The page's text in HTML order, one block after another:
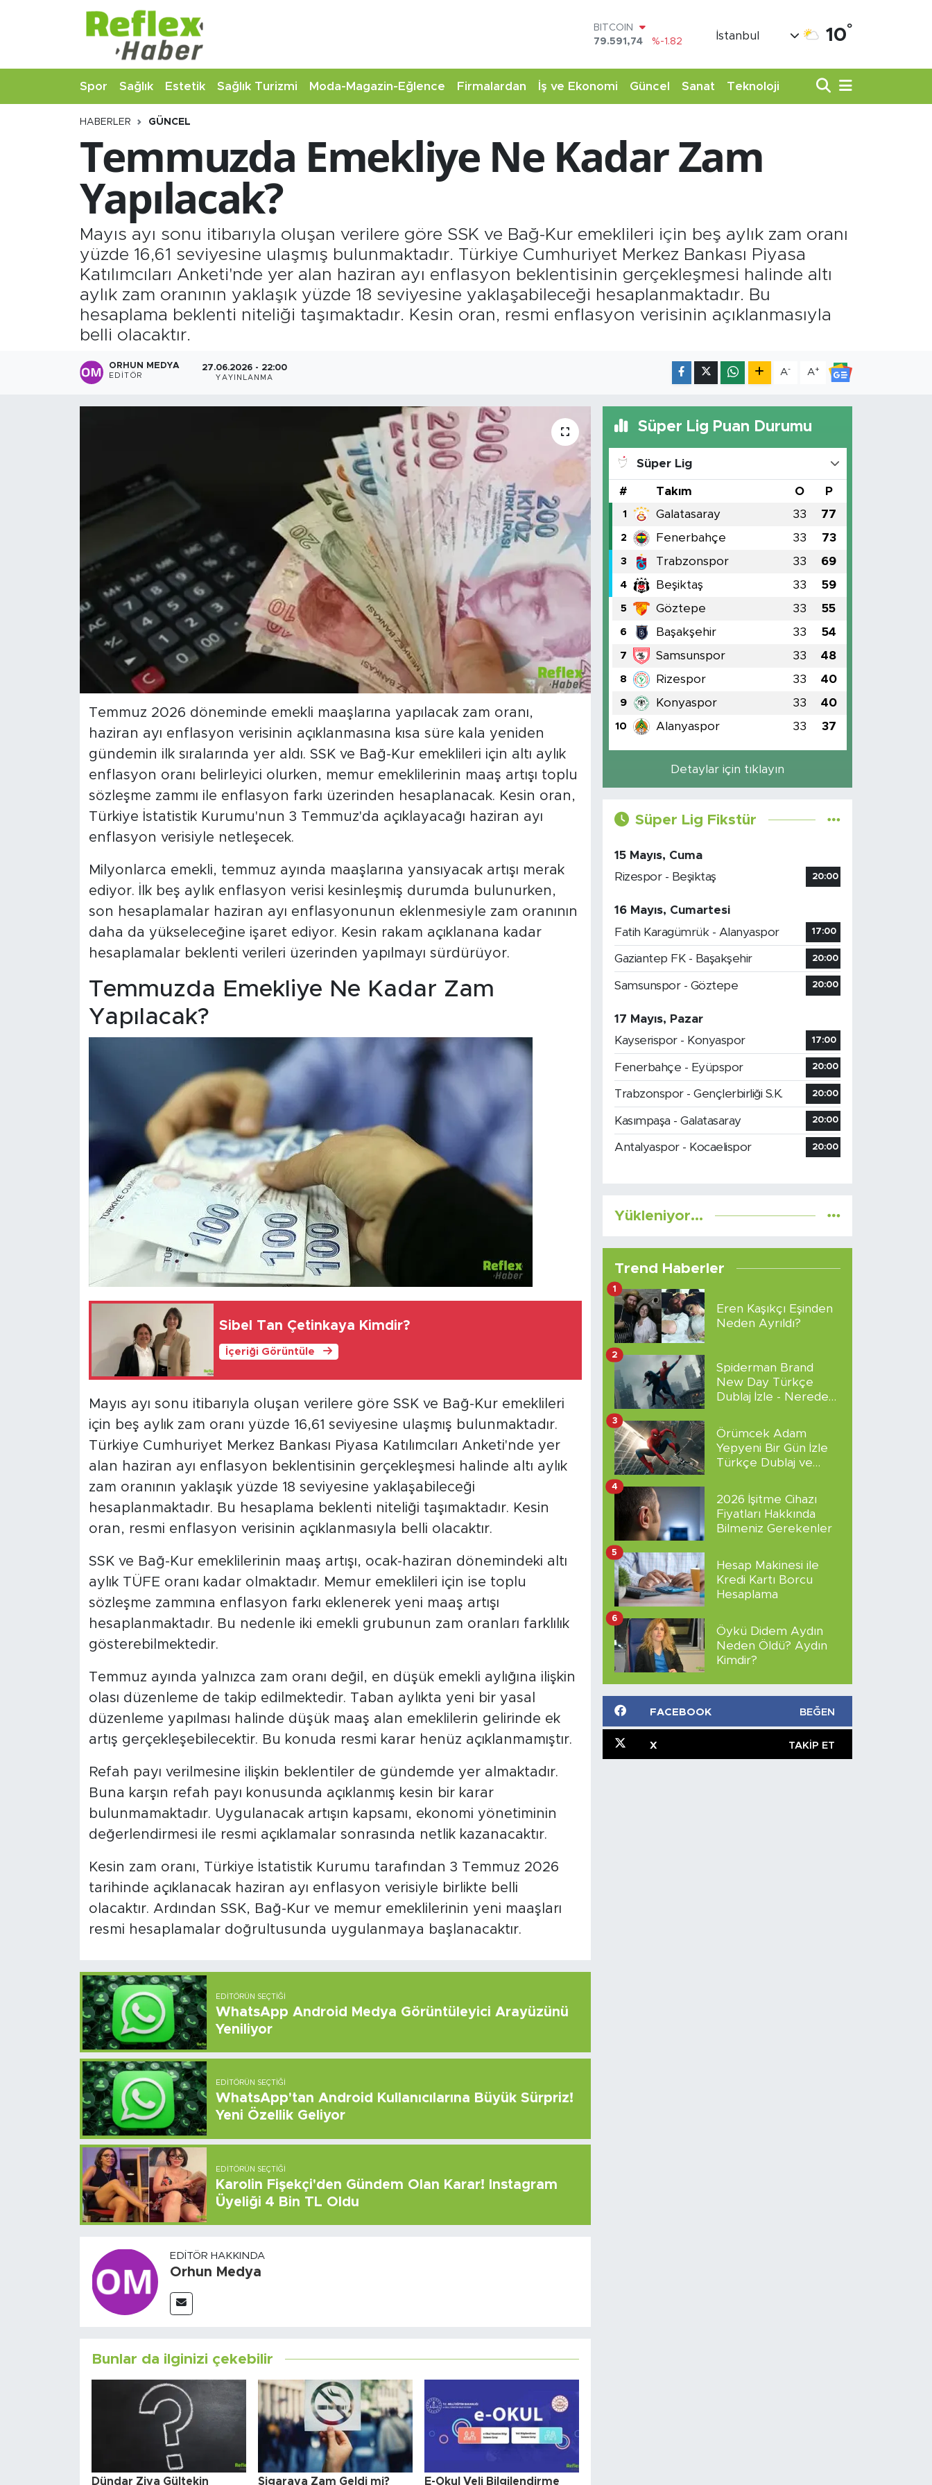
DOLAR
45,43620
%0.02
53,38690
%0.19
STERLİN
BİST100
14.598,00
%0
BITCOIN
İstanbul 10°
Spor Sağlık Estetik Sağlık Turizmi Moda-Magazin-Eğlence Firmalardan İş ve Ekonomi Güncel Sanat Teknoloji
HABERLER GÜNCEL
Temmuzda Emekliye Ne Kadar Zam
Yapılacak?
Mayıs ayı sonu itibarıyla oluşan verilere göre SSK ve Bağ-Kur emeklileri için beş aylık zam oranı
yüzde 16,61 seviyesine ulaşmış bulunmaktadır. Türkiye Cumhuriyet Merkez Bankası Piyasa
Katılımcıları Anketi'nde yer alan haziran ayı enflasyon beklentisinin gerçekleşmesi halinde altı
aylık zam oranının yaklaşık yüzde 18 seviyesine yaklaşabileceği hesaplanmaktadır. Bu
hesaplama beklenti niteliği taşımaktadır. Kesin oran, resmi enflasyon verisinin açıklanmasıyla
belli olacaktır.
ORHUN MEDYA
EDITÖR
27.06.2026 - 22:00
YAYINLANMA
A- A+
Temmuz 2026 döneminde emekli maaşlarına yapılacak zam oranı,
haziran ayı enflasyon verisinin açıklanmasına kısa süre kala yeniden
gündemin ilk sıralarında yer aldı. SSK ve Bağ-Kur emeklileri için altı aylık
enflasyon oranı belirleyici olurken, memur emeklilerinin maaş artışı toplu
sözleşme zammı ile enflasyon farkı üzerinden hesaplanacak. Kesin oran,
Türkiye İstatistik Kurumu'nun 3 Temmuz'da açıklayacağı haziran ayı
enflasyon verisiyle netleşecek.
Milyonlarca emekli, temmuz ayında maaşlarına yansıyacak artışı merak
ediyor. İlk beş aylık enflasyon verisi kesinleşmiş durumda bulunurken,
son hesaplamalar haziran ayı enflasyonunun eklenmesiyle zam oranının
daha da yükseleceğine işaret ediyor. Kesin rakam açıklanana kadar
hesaplamalar beklenti verileri üzerinden yapılmayı sürdürüyor.
Temmuzda Emekliye Ne Kadar Zam
Yapılacak?
Sibel Tan Çetinkaya Kimdir?
İçeriği Görüntüle
Mayıs ayı sonu itibarıyla oluşan verilere göre SSK ve Bağ-Kur emeklileri
için beş aylık zam oranı yüzde 16,61 seviyesine ulaşmış bulunmaktadır.
Türkiye Cumhuriyet Merkez Bankası Piyasa Katılımcıları Anketi'nde yer
alan haziran ayı enflasyon beklentisinin gerçekleşmesi halinde altı aylık
zam oranının yaklaşık yüzde 18 seviyesine yaklaşabileceği
hesaplanmaktadır. Bu hesaplama beklenti niteliği taşımaktadır. Kesin
oran, resmi enflasyon verisinin açıklanmasıyla belli olacaktır.
SSK ve Bağ-Kur emeklilerinin maaş artışı, ocak-haziran dönemindeki altı
aylık TÜFE oranı kadar olmaktadır. Memur emeklileri için ise toplu
sözleşme zammına enflasyon farkı eklenerek yeni maaş artışı
hesaplanmaktadır. Bu nedenle iki emekli grubunun zam oranları farklılık
gösterebilmektedir.
Temmuz ayında yalnızca zam oranı değil, en düşük emekli aylığına ilişkin
olası düzenleme de takip edilmektedir. Taban aylıkta yeni bir yasal
düzenleme yapılması halinde düşük maaş alan emeklilerin gelirinde ek
artış gerçekleşebilecektir. Bu konuda resmi karar henüz açıklanmamıştır.
Refah payı verilmesine ilişkin beklentiler de gündemde yer almaktadır.
Buna karşın refah payı konusunda açıklanmış kesin bir karar
bulunmamaktadır. Uygulanacak artışın kapsamı, ekonomi yönetiminin
değerlendirmesi ile resmi açıklamalar sonrasında netlik kazanacaktır.
Kesin zam oranı, Türkiye İstatistik Kurumu tarafından 3 Temmuz 2026
tarihinde açıklanacak haziran ayı enflasyon verisiyle birlikte belli
olacaktır. Ardından SSK, Bağ-Kur ve memur emeklilerinin yeni maaşları
resmi hesaplamalar doğrultusunda uygulanmaya başlanacaktır.
EDITÖRÜN SEÇTIĞI
WhatsApp Android Medya Görüntüleyici Arayüzünü
Yeniliyor
EDITÖRÜN SEÇTIĞI
WhatsApp'tan Android Kullanıcılarına Büyük Sürpriz!
Yeni Özellik Geliyor
EDITÖRÜN SEÇTIĞI
Karolin Fişekçi'den Gündem Olan Karar! Instagram
Üyeliği 4 Bin TL Oldu
EDITÖR HAKKINDA
Orhun Medya
Bunlar da ilginizi çekebilir
Dündar Ziya Gültekin Sigaraya Zam Geldi mi? E-Okul Veli Bilgilendirme
Süper Lig Puan Durumu
Süper Lig
# Takım O P
1 Galatasaray 33 77
2 Fenerbahçe 33 73
3 Trabzonspor 33 69
4 Beşiktaş 33 59
5 Göztepe 33 55
6 Başakşehir 33 54
7 Samsunspor 33 48
8 Rizespor 33 40
9 Konyaspor 33 40
10 Alanyaspor 33 37
Detaylar için tıklayın
Süper Lig Fikstür
15 Mayıs, Cuma
Rizespor - Beşiktaş
20:00
16 Mayıs, Cumartesi
Fatih Karagümrük - Alanyaspor
17:00
Gaziantep FK - Başakşehir 20:00
Samsunspor - Göztepe 20:00
17 Mayıs, Pazar
Kayserispor - Konyaspor
17:00
Fenerbahçe - Eyüpspor 20:00
Trabzonspor - Gençlerbirliği S.K. 20:00
Kasımpaşa - Galatasaray 20:00
Antalyaspor - Kocaelispor 20:00
Yükleniyor...
Trend Haberler
Eren Kaşıkçı Eşinden
Neden Ayrıldı?
1
Spiderman Brand
New Day Türkçe
Dublaj İzle - Nereden
2
Örümcek Adam
Yepyeni Bir Gün İzle
Türkçe Dublaj ve
3
2026 İşitme Cihazı
Fiyatları Hakkında
Bilmeniz Gerekenler
4
Hesap Makinesi ile
Kredi Kartı Borcu
Hesaplama
5
Öykü Didem Aydın
Neden Öldü? Aydın
Kimdir?
6
FACEBOOK BEĞEN
X TAKIP ET
Estetik
Firmalardan
İş ve Ekonomi
Moda-Magazin-Eğlence
Sağlık Turizmi
Teknoloji
Nöbetçi Eczaneler
Hava Durumu
Namaz Vakitleri
Trafik Durumu
Şampiyonlar Ligi Puan Durumu ve Fikstür
Tüm Manşetler
Son Dakika Haberleri
Haber Arşivi